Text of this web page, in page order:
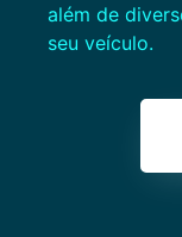
além de
seu veículo.